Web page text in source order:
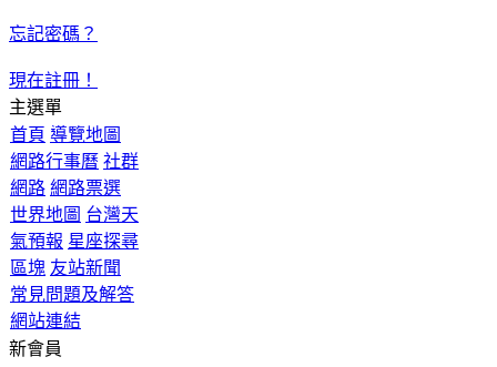
忘記密碼？
現在註冊！
主選單
首頁 導覽地圖
網路行事曆 社群
網路 網路票選
世界地圖 台灣天
氣預報 星座探尋
區塊 友站新聞
常見問題及解答
網站連結
新會員